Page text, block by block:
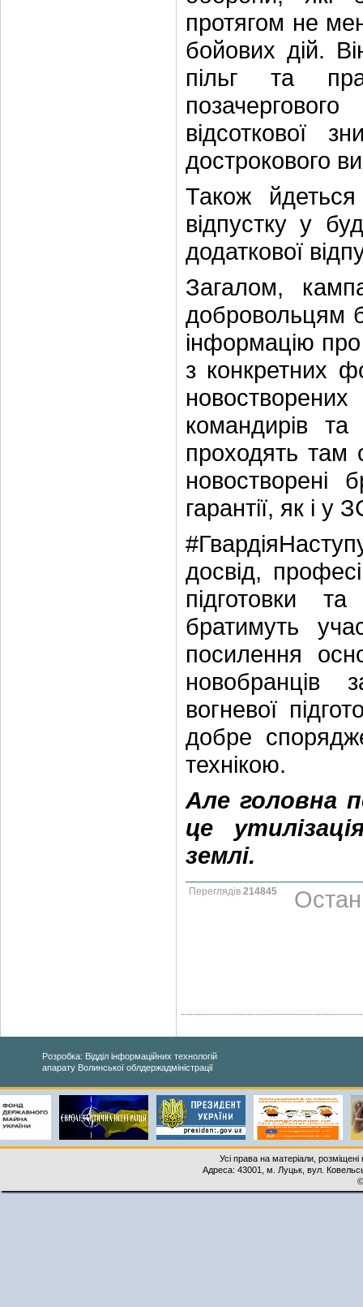
протягом не
бойових дій.
пільг та
відсоткової
дострокового
Також
відпустку у
додаткової
Загалом,
добровольцям
інформацію
з конкретних
командирів
проходять там
новостворені
гарантії, як і у
досвід,
підготовки
братимуть
посилення
новобранців
вогневої
добре
технікою.
Але головна
це
землі.
Переглядів 214845
Розробка: Відділ інформаційних технологій
апарату Волинської облдержадміністрації
Усі права на матеріали,
Адреса: 43001, м. Луцьк, вул.